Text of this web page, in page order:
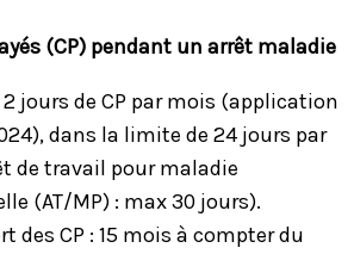
(CP) pendant un arrêt maladie
jours de CP par mois (application
dans la limite de 24 jours par
de travail pour maladie
(AT/MP) : max 30 jours).
des CP : 15 mois à compter du